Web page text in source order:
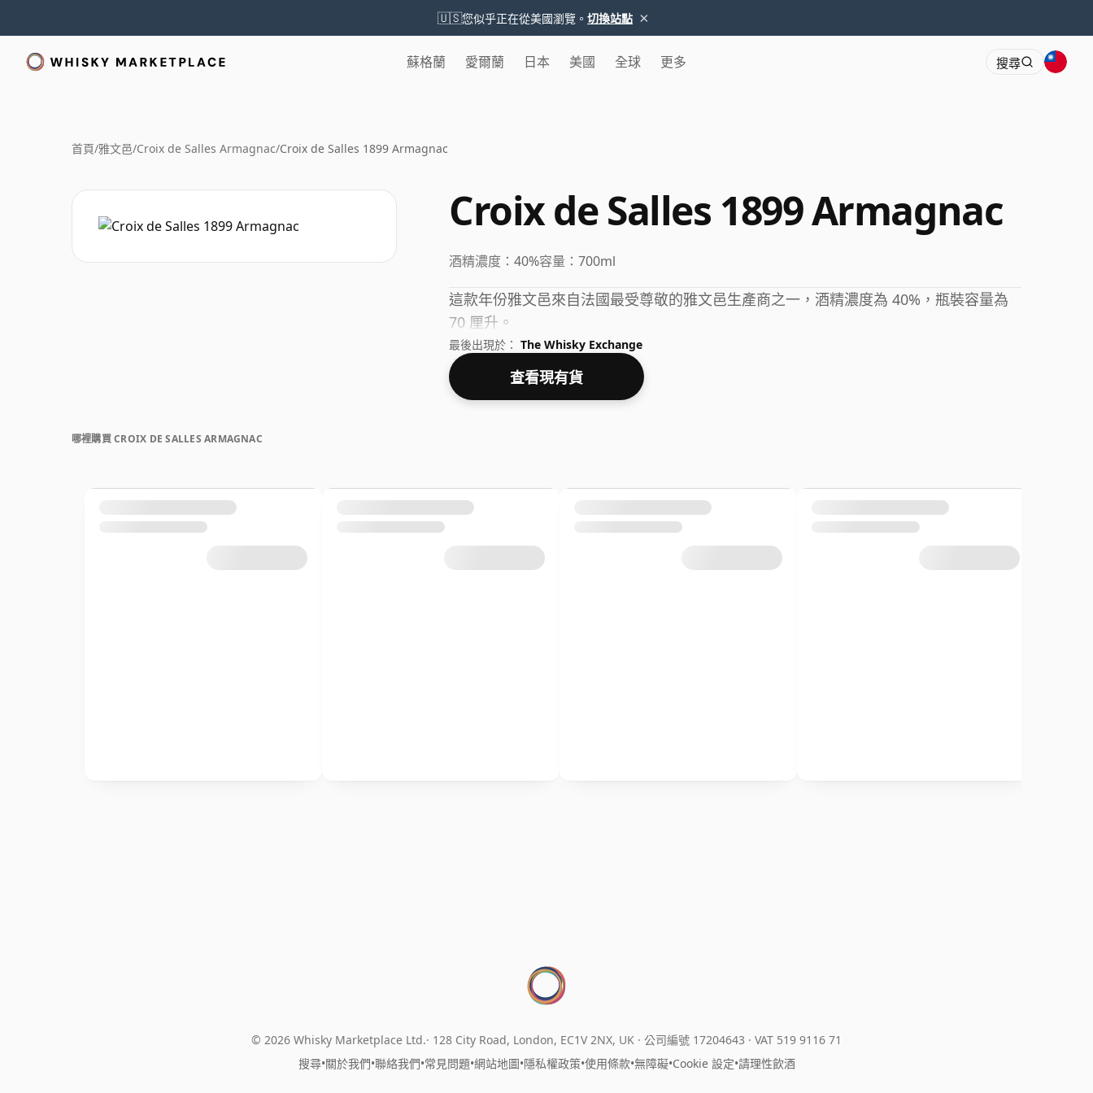
🇺🇸您似乎正在從美國瀏覽。 切換站點 ×
蘇格蘭 愛爾蘭 日本 美國 全球 更多 搜尋
首頁/雅文邑/Croix de Salles Armagnac/Croix de Salles 1899 Armagnac
Croix de Salles 1899 Armagnac
酒精濃度： 40%容量： 700ml
這款年份雅文邑來自法國最受尊敬的雅文邑生產商之一，酒精濃度為 40%，瓶裝容量為
70 厘升。
最後出現於： The Whisky Exchange
查看現有貨
哪裡購買 CROIX DE SALLES ARMAGNAC
© 2026 Whisky Marketplace Ltd. 128 City Road, London, EC1V 2NX, UK · 公司編號 17204643 · VAT 519 9116 71
搜尋•關於我們•聯絡我們•常見問題•網站地圖•隱私權政策•使用條款•無障礙•Cookie 設定•請理性飲酒